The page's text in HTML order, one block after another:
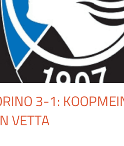
3-1:
VETTA